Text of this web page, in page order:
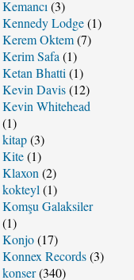
Kemancı (3)
Kennedy Lodge(1)
Kerem Oktem(7)
Kerim Safa (1)
Ketan Bhatti (1)
Kevin Davis(12)
Kevin Whitehead
(1)
kitap(3)
Kite(1)
Klaxon (2)
kokteyl (1)
Komşu Galaksiler
(1)
Konjo(17)
Konnex Records(3)
konser(340)